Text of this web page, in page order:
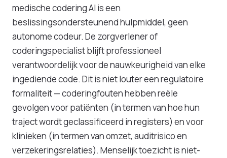
medische codering AI is een
beslissingsondersteunend hulpmiddel, geen
autonome codeur. De zorgverlener of
coderingspecialist blijft professioneel
verantwoordelijk voor de nauwkeurigheid van elke
ingediende code. Dit is niet louter een regulatoire
formaliteit — coderingfouten hebben reële
gevolgen voor patiënten (in termen van hoe hun
traject wordt geclassificeerd in registers) en voor
klinieken (in termen van omzet, auditrisico en
verzekeringsrelaties). Menselijk toezicht is niet-